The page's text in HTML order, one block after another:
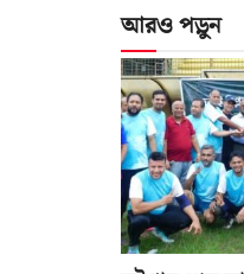
আরও পড়ুন